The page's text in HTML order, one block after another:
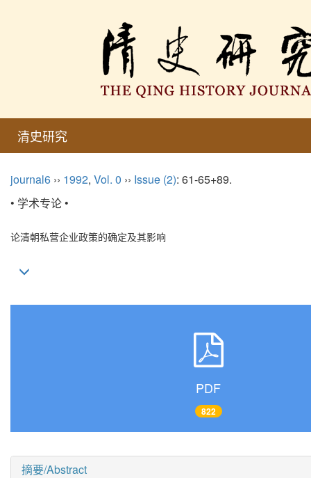
清史研究
journal6 ›› 1992, Vol. 0 ›› Issue (2): 61-65+89.
• 学术专论 •
论清朝私营企业政策的确定及其影响
PDF
822
摘要/Abstract